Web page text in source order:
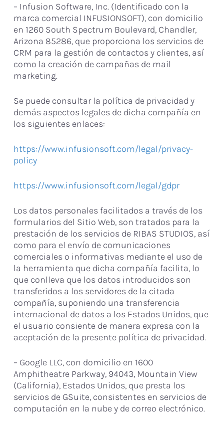
– Infusion Software, Inc. (Identificado con la
marca comercial INFUSIONSOFT), con domicilio
en 1260 South Spectrum Boulevard, Chandler,
Arizona 85286, que proporciona los servicios de
CRM para la gestión de contactos y clientes, así
como la creación de campañas de mail
marketing.
Se puede consultar la política de privacidad y
demás aspectos legales de dicha compañía en
los siguientes enlaces:
https://www.infusionsoft.com/legal/privacy-
policy
https://www.infusionsoft.com/legal/gdpr
Los datos personales facilitados a través de los
formularios del Sitio Web, son tratados para la
prestación de los servicios de RIBAS STUDIOS, así
como para el envío de comunicaciones
comerciales o informativas mediante el uso de
la herramienta que dicha compañía facilita, lo
que conlleva que los datos introducidos son
transferidos a los servidores de la citada
compañía, suponiendo una transferencia
internacional de datos a los Estados Unidos, que
el usuario consiente de manera expresa con la
aceptación de la presente política de privacidad.
– Google LLC, con domicilio en 1600
Amphitheatre Parkway, 94043, Mountain View
(California), Estados Unidos, que presta los
servicios de GSuite, consistentes en servicios de
computación en la nube y de correo electrónico.